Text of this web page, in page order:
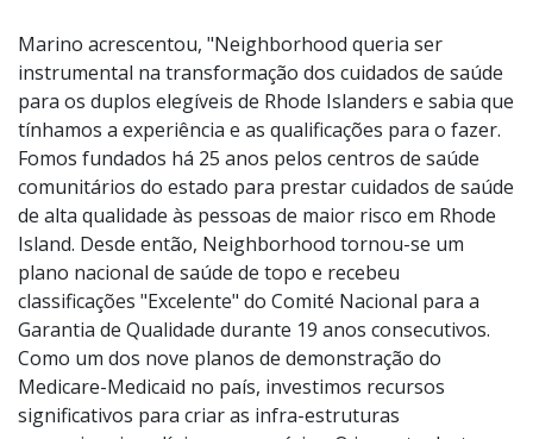
Marino acrescentou, "Neighborhood queria ser
instrumental na transformação dos cuidados de saúde
para os duplos elegíveis de Rhode Islanders e sabia que
tínhamos a experiência e as qualificações para o fazer.
Fomos fundados há 25 anos pelos centros de saúde
comunitários do estado para prestar cuidados de saúde
de alta qualidade às pessoas de maior risco em Rhode
Island. Desde então, Neighborhood tornou-se um
plano nacional de saúde de topo e recebeu
classificações "Excelente" do Comité Nacional para a
Garantia de Qualidade durante 19 anos consecutivos.
Como um dos nove planos de demonstração do
Medicare-Medicaid no país, investimos recursos
significativos para criar as infra-estruturas